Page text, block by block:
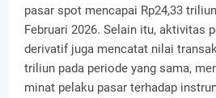
pasar spot mencapai Rp24,33
Februari 2026. Selain itu, aktivitas
derivatif juga mencatat nilai
triliun pada periode yang sama,
minat pelaku pasar terhadap